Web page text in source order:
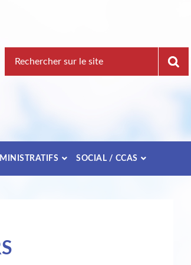
pour
SOCIAL / CCAS